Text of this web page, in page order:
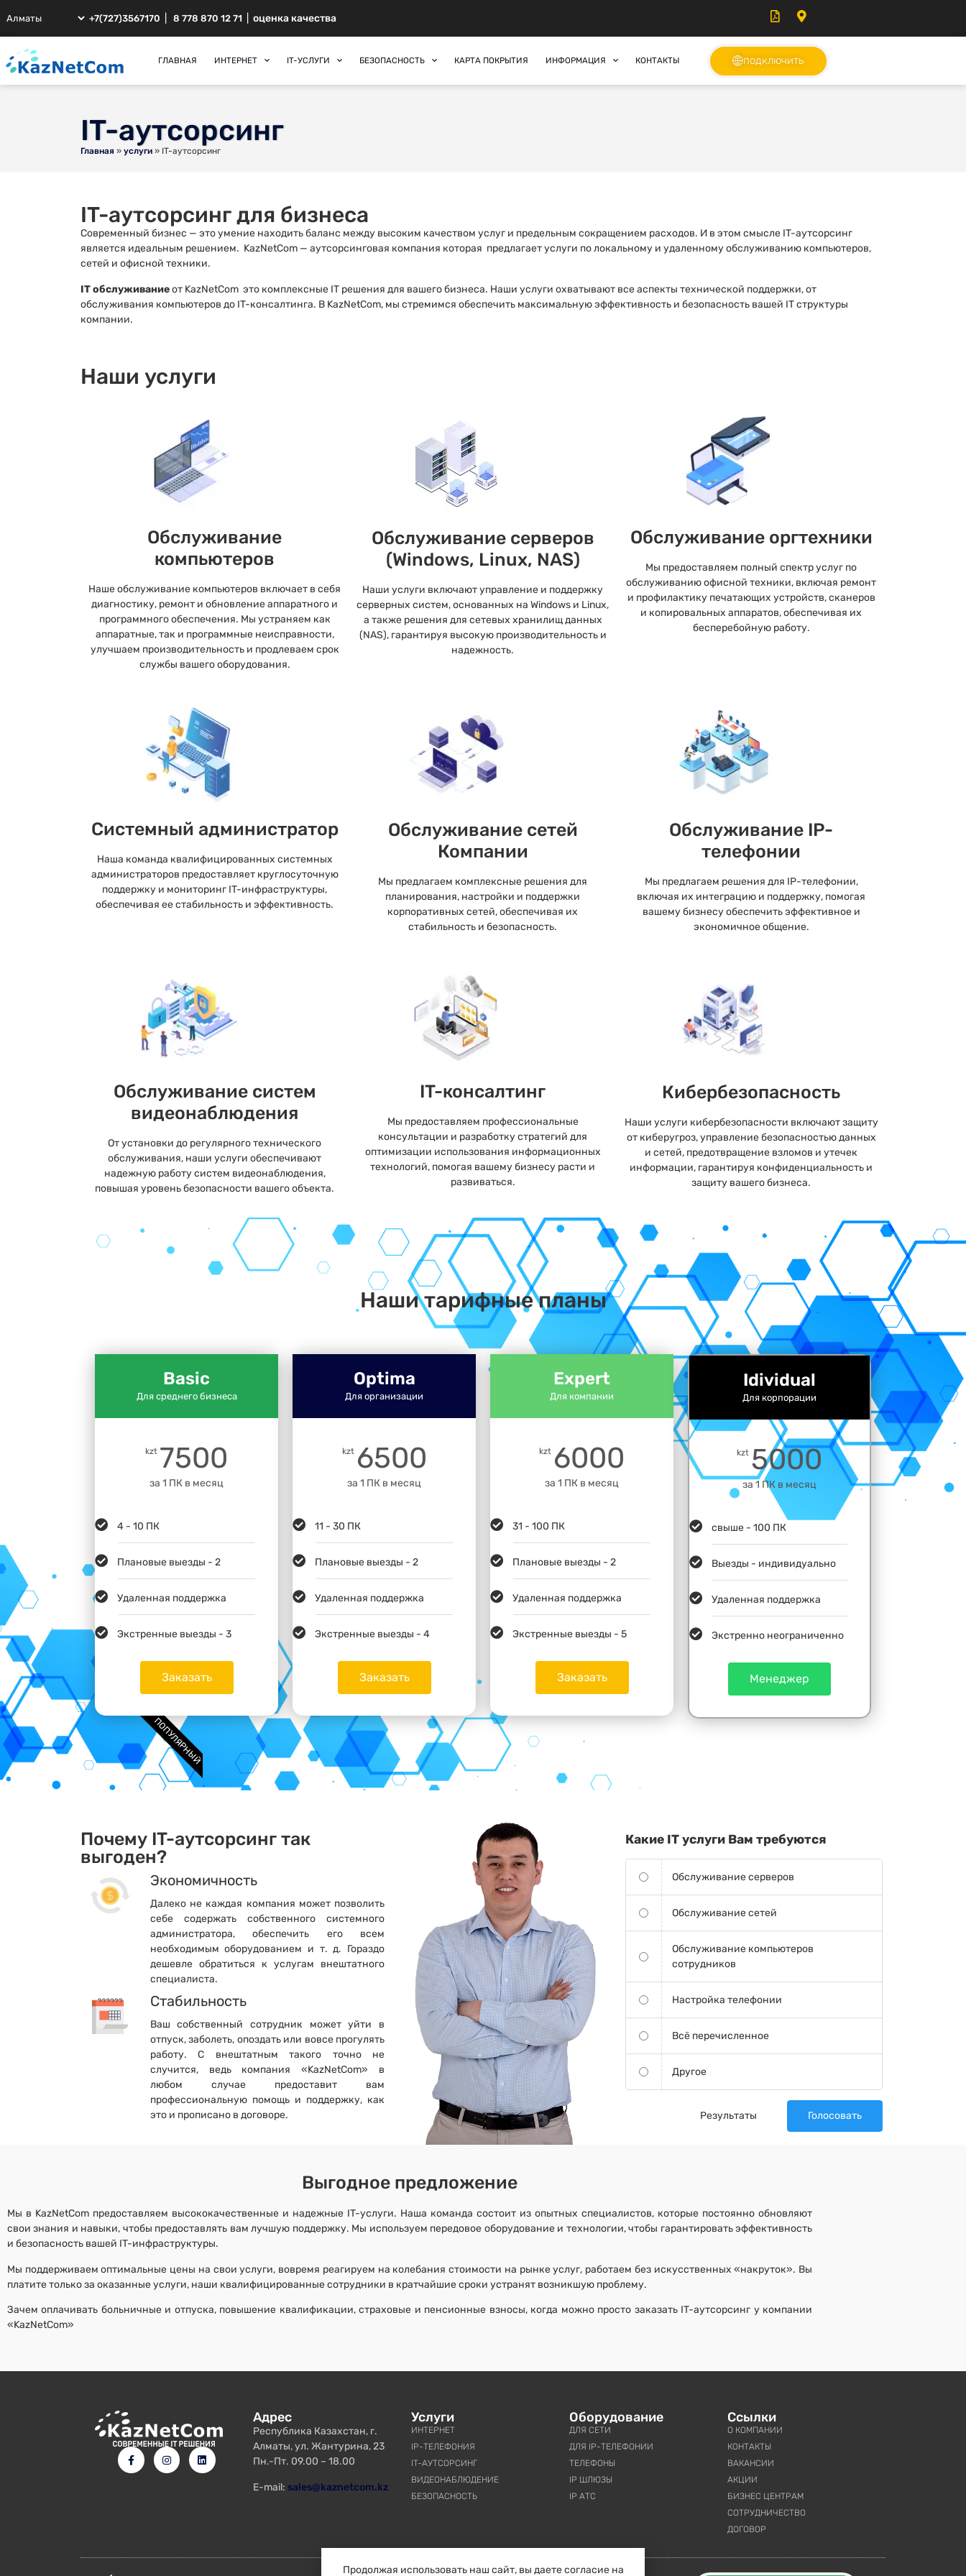
+7(727)3567170 8 778 870 12 71 оценка качества
ГЛАВНАЯ ИНТЕРНЕТ IT-УСЛУГИ БЕЗОПАСНОСТЬ КАРТА ПОКРЫТИЯ ИНФОРМАЦИЯ КОНТАКТЫ подключить
IT-аутсорсинг
Главная » услуги » IT-аутсорсинг
IT-аутсорсинг для бизнеса
Современный бизнес — это умение находить баланс между высоким качеством услуг и предельным сокращением расходов. И в этом смысле IT-аутсорсинг
является идеальным решением. KazNetCom — аутсорсинговая компания которая предлагает услуги по локальному и удаленному обслуживанию компьютеров,
сетей и офисной техники.
IT обслуживаниеот KazNetCom это комплексные IT решения для вашего бизнеса. Наши услуги охватывают все аспекты технической поддержки, от
обслуживания компьютеров до IT-консалтинга. В KazNetCom, мы стремимся обеспечить максимальную эффективность и безопасность вашей IT структуры
компании.
Наши услуги
Обслуживание
компьютеров
Наше обслуживание компьютеров включает в себя
диагностику, ремонт и обновление аппаратного и
программного обеспечения. Мы устраняем как
аппаратные, так и программные неисправности,
улучшаем производительность и продлеваем срок
службы вашего оборудования.
Обслуживание серверов
(Windows, Linux, NAS)
Наши услуги включают управление и поддержку
серверных систем, основанных на Windows и Linux,
а также решения для сетевых хранилищ данных
(NAS), гарантируя высокую производительность и
надежность.
Обслуживание оргтехники
Мы предоставляем полный спектр услуг по
обслуживанию офисной техники, включая ремонт
и профилактику печатающих устройств, сканеров
и копировальных аппаратов, обеспечивая их
бесперебойную работу.
Системный администратор
Наша команда квалифицированных системных
администраторов предоставляет круглосуточную
поддержку и мониторинг IT-инфраструктуры,
обеспечивая ее стабильность и эффективность.
Обслуживание сетей
Компании
Мы предлагаем комплексные решения для
планирования, настройки и поддержки
корпоративных сетей, обеспечивая их
стабильность и безопасность.
Обслуживание IP-
телефонии
Мы предлагаем решения для IP-телефонии,
включая их интеграцию и поддержку, помогая
вашему бизнесу обеспечить эффективное и
экономичное общение.
Обслуживание систем
видеонаблюдения
От установки до регулярного технического
обслуживания, наши услуги обеспечивают
надежную работу систем видеонаблюдения,
повышая уровень безопасности вашего объекта.
IT-консалтинг
Мы предоставляем профессиональные
консультации и разработку стратегий для
оптимизации использования информационных
технологий, помогая вашему бизнесу расти и
развиваться.
Кибербезопасность
Наши услуги кибербезопасности включают защиту
от киберугроз, управление безопасностью данных
и сетей, предотвращение взломов и утечек
информации, гарантируя конфиденциальность и
защиту вашего бизнеса.
Наши тарифные планы
Basic
Для среднего бизнеса
kzt 7500
за 1 ПК в месяц
4 - 10 ПК
Плановые выезды - 2
Удаленная поддержка
Экстренные выезды - 3
Заказать
ПОПУЛЯРНЫЙ
Optima
Для организации
kzt 6500
за 1 ПК в месяц
11 - 30 ПК
Плановые выезды - 2
Удаленная поддержка
Экстренные выезды - 4
Заказать
Expert
Для компании
kzt 6000
за 1 ПК в месяц
31 - 100 ПК
Плановые выезды - 2
Удаленная поддержка
Экстренные выезды - 5
Заказать
Idividual
Для корпорации
kzt 5000
за 1 ПК в месяц
свыше - 100 ПК
Выезды - индивидуально
Удаленная поддержка
Экстренно неограниченно
Менеджер
Почему IT-аутсорсинг так
выгоден?
Экономичность
Далеко не каждая компания может позволить
себе содержать собственного системного
администратора, обеспечить его всем
необходимым оборудованием и т. д. Гораздо
дешевле обратиться к услугам внештатного
специалиста.
Стабильность
Ваш собственный сотрудник может уйти в
отпуск, заболеть, опоздать или вовсе прогулять
работу. С внештатным такого точно не
случится, ведь компания «KazNetCom» в
любом случае предоставит вам
профессиональную помощь и поддержку, как
это и прописано в договоре.
Какие IT услуги Вам требуются
Обслуживание серверов
Обслуживание сетей
Обслуживание компьютеров
сотрудников
Настройка телефонии
Всё перечисленное
Другое
Результаты Голосовать
Выгодное предложение
Мы в KazNetCom предоставляем высококачественные и надежные IT-услуги. Наша команда состоит из опытных специалистов, которые постоянно обновляют
свои знания и навыки, чтобы предоставлять вам лучшую поддержку. Мы используем передовое оборудование и технологии, чтобы гарантировать эффективность
и безопасность вашей IT-инфраструктуры.
Мы поддерживаем оптимальные цены на свои услуги, вовремя реагируем на колебания стоимости на рынке услуг, работаем без искусственных «накруток». Вы
платите только за оказанные услуги, наши квалифицированные сотрудники в кратчайшие сроки устранят возникшую проблему.
Зачем оплачивать больничные и отпуска, повышение квалификации, страховые и пенсионные взносы, когда можно просто заказать IT-аутсорсинг у компании
«KazNetCom»
Адрес
Республика Казахстан, г.
Алматы, ул. Жантурина, 23
Пн.-Пт. 09.00 – 18.00
E-mail: sales@kaznetcom.kz
Услуги
ИНТЕРНЕТ
IP-ТЕЛЕФОНИЯ
IT-АУТСОРСИНГ
ВИДЕОНАБЛЮДЕНИЕ
БЕЗОПАСНОСТЬ
Оборудование
ДЛЯ СЕТИ
ДЛЯ IP-ТЕЛЕФОНИИ
ТЕЛЕФОНЫ
IP ШЛЮЗЫ
IP АТС
Ссылки
О КОМПАНИИ
КОНТАКТЫ
ВАКАНСИИ
АКЦИИ
БИЗНЕС ЦЕНТРАМ
СОТРУДНИЧЕСТВО
ДОГОВОР
Продолжая использовать наш сайт, вы даете согласие на